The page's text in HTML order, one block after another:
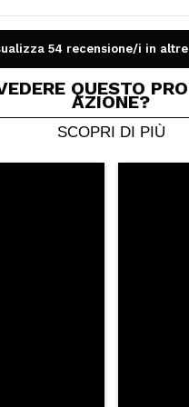
Condividi un video o una
video potrebbe essere il primo.
54 recensione/i in
QUESTO
AZIONE?
SCOPRI DI PIÙ